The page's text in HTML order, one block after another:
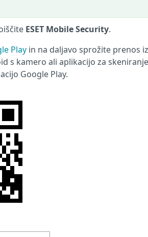
ESET Mobile Security.
Play in na daljavo sprožite prenos
s kamero ali aplikacijo za
Google Play.